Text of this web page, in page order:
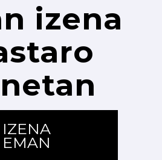
izena
IZENA
EMAN